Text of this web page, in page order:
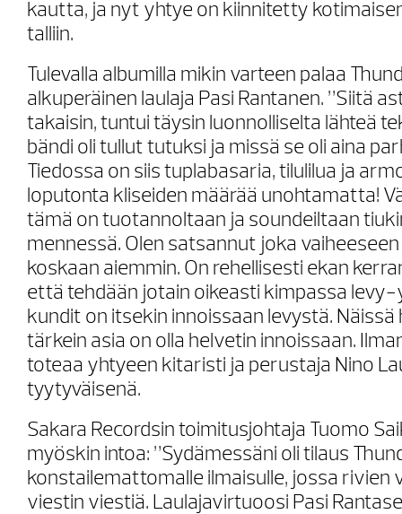
kautta, ja nyt yhtye on kiinnitetty
talliin.
Tulevalla albumilla mikin varteen palaa
alkuperäinen laulaja Pasi Rantanen. ”Siitä
takaisin, tuntui täysin luonnolliselta lähteä
bändi oli tullut tutuksi ja missä se oli aina
Tiedossa on siis tuplabasaria, tilulilua ja
loputonta kliseiden määrää unohtamatta!
tämä on tuotannoltaan ja soundeiltaan
mennessä. Olen satsannut joka
koskaan aiemmin. On rehellisesti ekan
että tehdään jotain oikeasti kimpassa levy-
kundit on itsekin innoissaan levystä.
tärkein asia on olla helvetin innoissaan.
toteaa yhtyeen kitaristi ja perustaja Nino
tyytyväisenä.
Sakara Recordsin toimitusjohtaja Tuomo
myöskin intoa: ”Sydämessäni oli tilaus
konstailemattomalle ilmaisulle, jossa rivien
viestin viestiä. Laulajavirtuoosi Pasi